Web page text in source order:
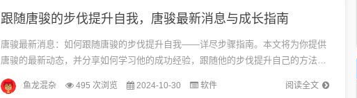
跟随唐骏的步伐提升自我，唐骏最新消息与成长指南
唐骏最新消息：如何跟随唐骏的步伐提升自我——详尽步骤指南。本文将为你提供
唐骏的最新动态，并分享如何学习他的成功经验，跟随他的步伐提升自己的方法和
步骤。通过阅读本文，你将了解到从唐骏身上汲取灵感，如何规划自己的成长路
径...
阅读全文
鱼龙混杂 495 次浏览 2024-10-30 软件